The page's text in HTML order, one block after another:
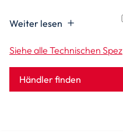
Weiter lesen
Siehe alle Technischen Spez
Händler finden